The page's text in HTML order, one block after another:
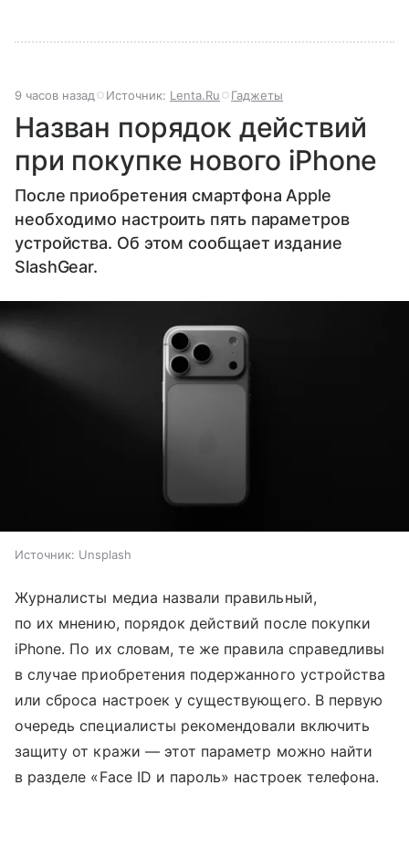
9 часов назад Источник: Lenta.Ru Гаджеты
Назван порядок действий
при покупке нового iPhone
После приобретения смартфона Apple
необходимо настроить пять параметров
устройства. Об этом сообщает издание
SlashGear.
Источник: Unsplash
Журналисты медиа назвали правильный,
по их мнению, порядок действий после покупки
iPhone. По их словам, те же правила справедливы
в случае приобретения подержанного устройства
или сброса настроек у существующего. В первую
очередь специалисты рекомендовали включить
защиту от кражи — этот параметр можно найти
в разделе «Face ID и пароль» настроек телефона.